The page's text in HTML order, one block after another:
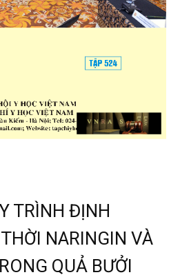
TRÌNH ĐỊNH
NARINGIN VÀ
QUẢ BƯỞI